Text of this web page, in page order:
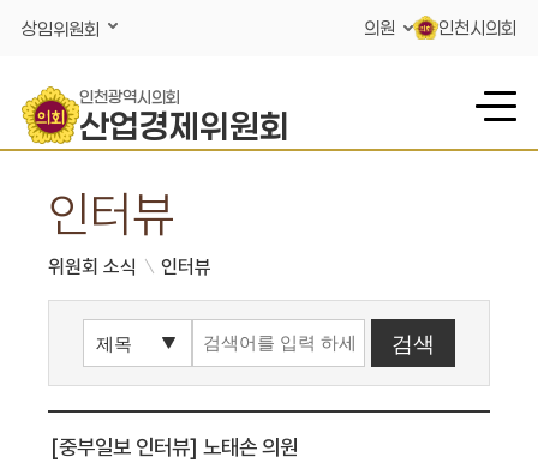
상임위원회 의원 인천시의회
인천광역시의회
산업경제위원회
인터뷰
위원회 소식 인터뷰
[중부일보 인터뷰] 노태손 의원